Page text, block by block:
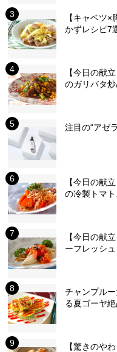
【キャベツ
かずレシピ7
【今日の献
のガリバタ炒
注目の“アゼ
【今日の献
の冷製トマト
【今日の献
ーフレッシュ
チャンプル
る夏ゴーヤ
【驚きのや